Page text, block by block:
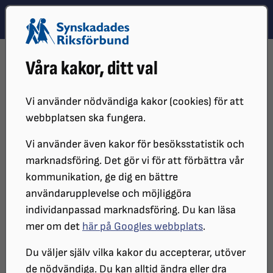
Våra kakor, ditt val
Vi använder nödvändiga kakor (cookies) för att
webbplatsen ska fungera.
Vi använder även kakor för besöksstatistik och
marknadsföring. Det gör vi för att förbättra vår
kommunikation, ge dig en bättre
användarupplevelse och möjliggöra
individanpassad marknadsföring. Du kan läsa
mer om det här på Googles webbplats.
Du väljer själv vilka kakor du accepterar, utöver
de nödvändiga. Du kan alltid ändra eller dra
Hoppa till innehåll
Hoppa till hitta snabbt
Lyckopenningen